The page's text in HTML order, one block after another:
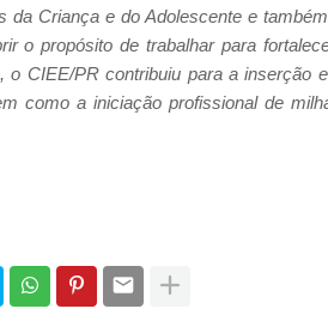
da Criança e do Adolescente e
o propósito de trabalhar para
CIEE/PR contribuiu para a inserção
como a iniciação profissional de